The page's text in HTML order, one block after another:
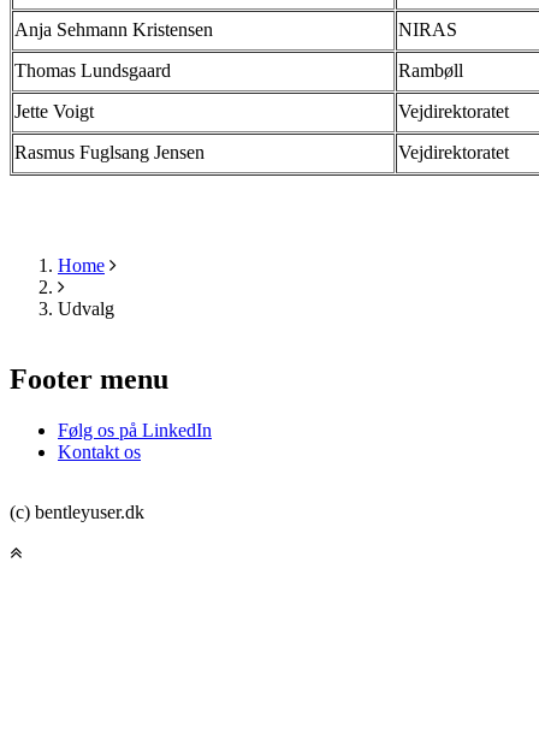
Anja Sehmann Kristensen
NIRAS
Thomas Lundsgaard
Rambøll
Jette Voigt
Vejdirektoratet
Rasmus Fuglsang Jensen
Vejdirektoratet
Breadcrumb
Home
Udvalg
Footer menu
Følg os på LinkedIn
Kontakt os
(c) bentleyuser.dk